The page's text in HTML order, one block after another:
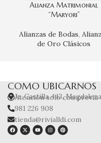
Alianza Matrimonial
“Maryori”
Alianzas de Bodas,
de Oro Clásicos
COMO UBICARNOS
Jr. Castilla 443,
Atención solo con previa
981 226 908
tienda@rivialldi.com